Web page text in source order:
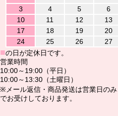
3
4 5 6
10
11 12 13
17
18 19 20
24
25 26 27
■の日が定休日です。
営業時間
10:00～19:00（平日）
10:00～13:30（土曜日）
※メール返信・商品発送は営業日の
でお受けしております。